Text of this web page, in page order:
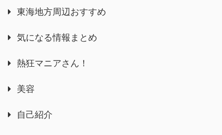
東海地方周辺おすすめ
気になる情報まとめ
熱狂マニアさん！
美容
自己紹介